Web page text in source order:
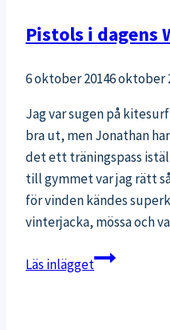
Pistols i dagens
6 oktober 20146 oktober
Jag var sugen på
bra ut, men Jonathan
det ett träningspass
till gymmet var jag rätt
för vinden kändes
vinterjacka, mössa och
Läs inläggetPistols